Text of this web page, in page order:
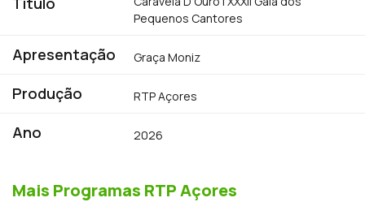
Pequenos Cantores
Apresentação Graça Moniz
Produção RTP Açores
Ano 2026
Mais Programas RTP Açores